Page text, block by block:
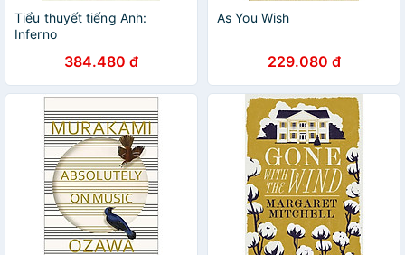
Tiểu thuyết tiếng Anh:
Inferno
384.480 đ
As You Wish
229.080 đ